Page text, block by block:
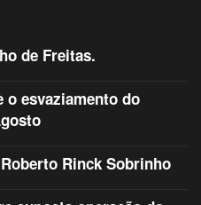
de Freitas.
o esvaziamento do
Rinck Sobrinho